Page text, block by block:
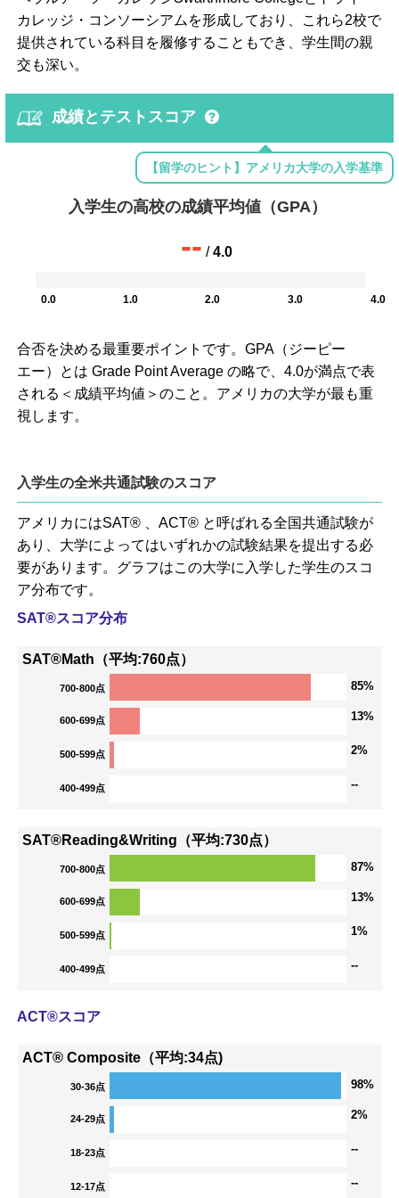
カレッジ・コンソーシアムを形成しており、これら2校で
提供されている科目を履修することもでき、学生間の親
交も深い。
成績とテストスコア
【留学のヒント】アメリカ大学の入学基準
入学生の高校の成績平均値（GPA）
-- /4.0
0.0 1.0 2.0 3.0 4.0
合否を決める最重要ポイントです。GPA（ジーピー
エー）とは Grade Point Average の略で、4.0が満点で表
される＜成績平均値＞のこと。アメリカの大学が最も重
視します。
入学生の全米共通試験のスコア
アメリカにはSAT® 、ACT® と呼ばれる全国共通試験が
あり、大学によってはいずれかの試験結果を提出する必
要があります。グラフはこの大学に入学した学生のスコ
ア分布です。
SAT®スコア分布
SAT®Math（平均:760点）
700-800点 85%
600-699点 13%
500-599点 2%
400-499点 --
SAT®Reading&Writing（平均:730点）
700-800点 87%
600-699点 13%
500-599点 1%
400-499点 --
ACT®スコア
ACT® Composite（平均:34点)
30-36点 98%
24-29点 2%
18-23点 --
12-17点 --